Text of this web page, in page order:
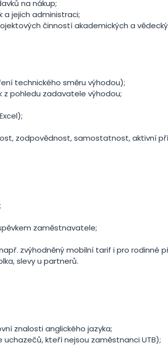
na nákup;
a jejich administraci;
činností akademických a
technického směru výhodou);
pohledu zadavatele výhodou;
zodpovědnost, samostatnost, aktivní
zaměstnavatele;
zvýhodněný mobilní tarif i pro rodinné
slevy u partnerů.
znalosti anglického jazyka;
uchazečů, kteří nejsou zaměstnanci UTB);